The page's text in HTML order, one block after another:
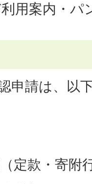
用案内・パ
申請は、以
定款・寄附